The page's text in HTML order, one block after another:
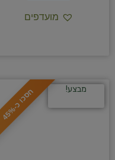
מועדפים
ח
ס
כ
ו
כ
-
4
5
% מבצע!